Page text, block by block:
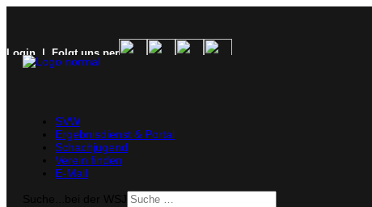
Login | Folgt uns per
SVW
Ergebnisdienst & Portal
Schachjugend
Verein finden
E-Mail